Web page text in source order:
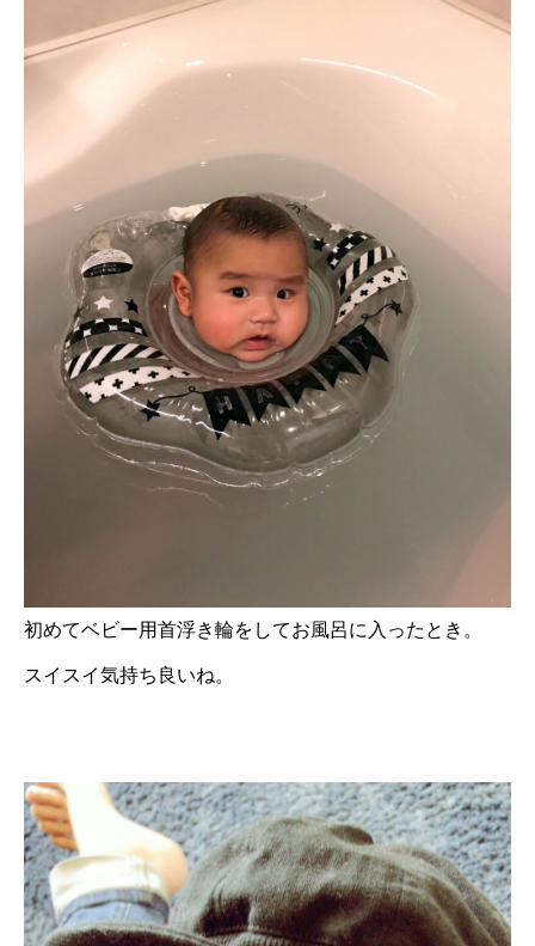
初めてベビー用首浮き輪をしてお風呂に入ったとき。
スイスイ気持ち良いね。